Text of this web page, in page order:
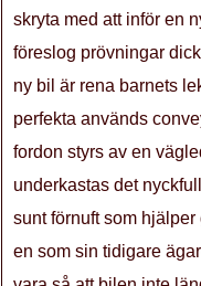
skryta med att inför en
föreslog prövningar
ny bil är rena barnets
perfekta används
fordon styrs av en
underkastas det
sunt förnuft som
en som sin tidigare